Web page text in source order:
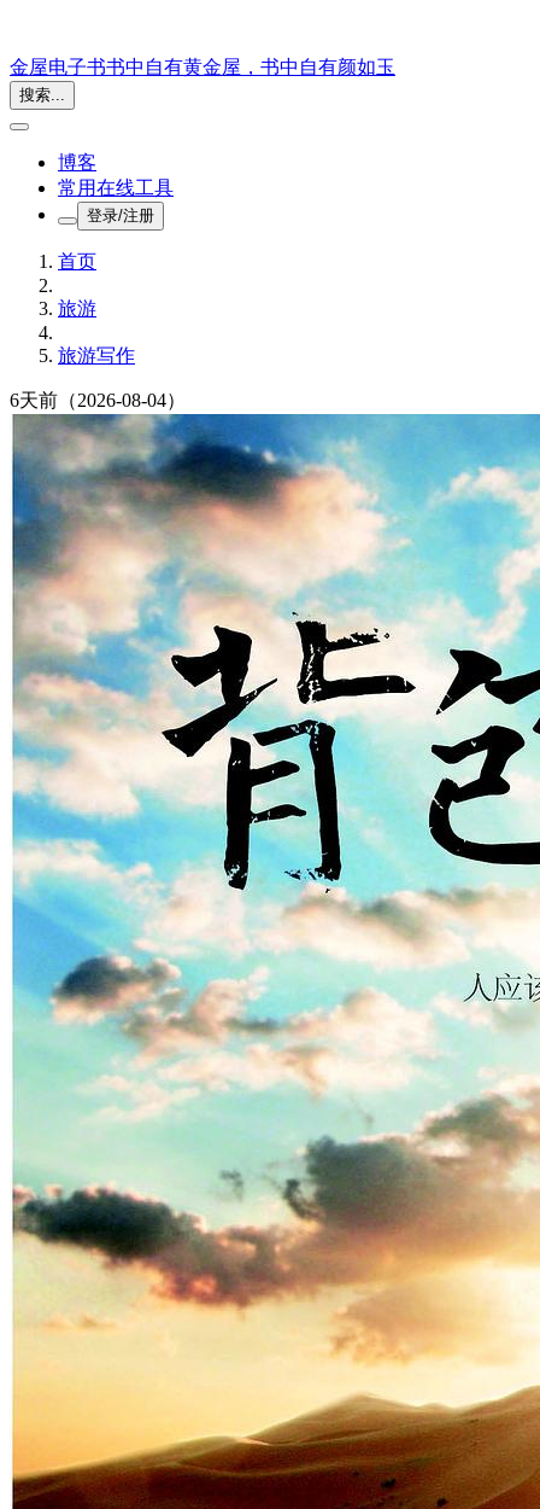
金屋电子书书中自有黄金屋，书中自有颜如玉
搜索...
博客
常用在线工具
登录/注册
首页
旅游
旅游写作
6天前 （2026-08-04）